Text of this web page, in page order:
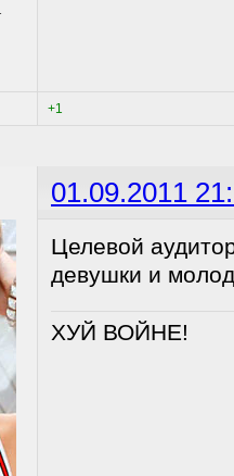
+1
01.09.2011
Целевой
девушки и
ХУЙ ВОЙНЕ!